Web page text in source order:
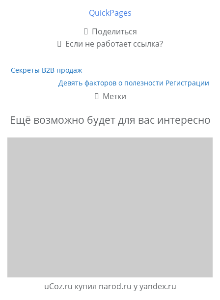
QuickPages
Поделиться
Если не работает ссылка?
Секреты B2B продаж
Девять факторов о полезности Регистрации
Метки
Ещё возможно будет для вас интересно
uCoz.ru купил narod.ru у yandex.ru